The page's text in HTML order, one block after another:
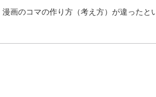
画のコマの作り方（考え方）が違ったと